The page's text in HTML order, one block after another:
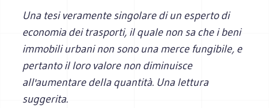
Una tesi veramente singolare di un esperto di
economia dei trasporti, il quale non sa che i beni
immobili urbani non sono una merce fungibile, e
pertanto il loro valore non diminuisce
all'aumentare della quantità. Una lettura
suggerita.